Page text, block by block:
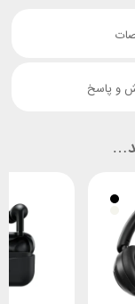
و پاسخ